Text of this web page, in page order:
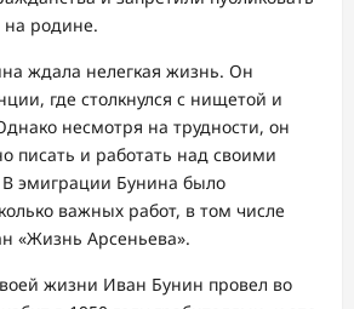
на родине.
ждала нелегкая жизнь. Он
где столкнулся с нищетой и
несмотря на трудности, он
писать и работать над своими
эмиграции Бунина было
важных работ, в том числе
«Жизнь Арсеньева».
жизни Иван Бунин провел во